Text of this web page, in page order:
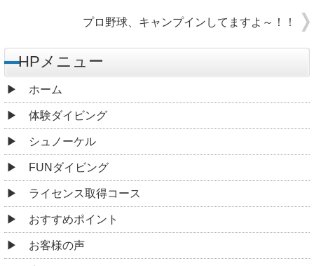
プロ野球、キャンプインしてますよ～！！
HPメニュー
ホーム
体験ダイビング
シュノーケル
FUNダイビング
ライセンス取得コース
おすすめポイント
お客様の声